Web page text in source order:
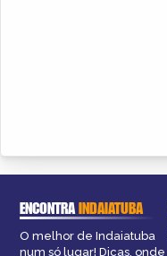
ENCONTRAINDAIATUBA
O melhor de Indaiatuba
num só lugar! Dicas, onde